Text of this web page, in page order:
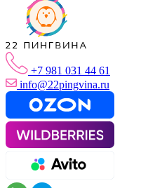
+7 981 031 44 61
info@22pingvina.ru